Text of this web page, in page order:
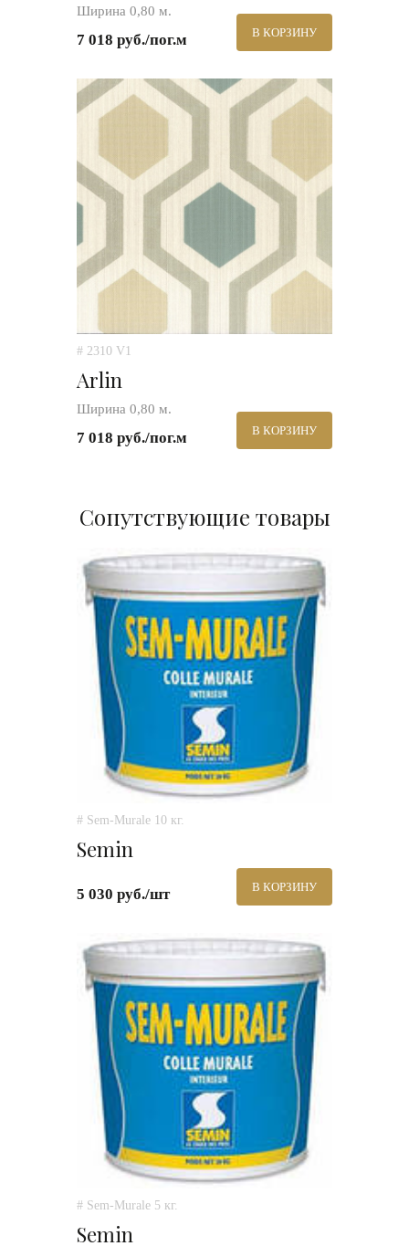
Ширина 0,80 м.
7 018 руб./пог.м В КОРЗИНУ
# 2310 V1
Arlin
Ширина 0,80 м.
7 018 руб./пог.м В КОРЗИНУ
Сопутствующие товары
# Sem-Murale 10 кг.
Semin
5 030 руб./шт В КОРЗИНУ
# Sem-Murale 5 кг.
Semin